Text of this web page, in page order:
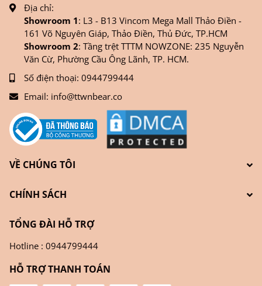
Địa chỉ:
Showroom 1: L3 - B13 Vincom Mega Mall Thảo Điền -
161 Võ Nguyên Giáp, Thảo Điền, Thủ Đức, TP.HCM
Showroom 2: Tầng trệt TTTM NOWZONE: 235 Nguyễn
Văn Cừ, Phường Cầu Ông Lãnh, TP. HCM.
Số điện thoại: 0944799444
Email: info@ttwnbear.co
VỀ CHÚNG TÔI
CHÍNH SÁCH
TỔNG ĐÀI HỖ TRỢ
Hotline : 0944799444
HỖ TRỢ THANH TOÁN